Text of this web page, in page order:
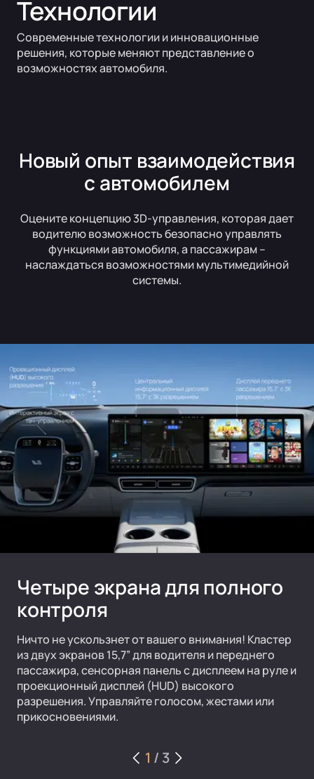
Технологии
Современные технологии и инновационные
решения, которые меняют представление о
возможностях автомобиля.
Новый опыт взаимодействия
с автомобилем
Оцените концепцию 3D-управления, которая дает
водителю возможность безопасно управлять
функциями автомобиля, а пассажирам –
наслаждаться возможностями мультимедийной
системы.
Четыре экрана для полного
контроля
Ничто не ускользнет от вашего внимания! Кластер
из двух экранов 15,7” для водителя и переднего
пассажира, сенсорная панель с дисплеем на руле и
проекционный дисплей (HUD) высокого
разрешения. Управляйте голосом, жестами или
прикосновениями.
1 / 3